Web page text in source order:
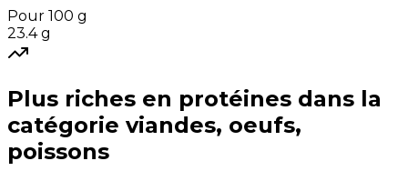
Pour 100 g
23.4 g
Plus riches en protéines dans la
catégorie viandes, oeufs,
poissons